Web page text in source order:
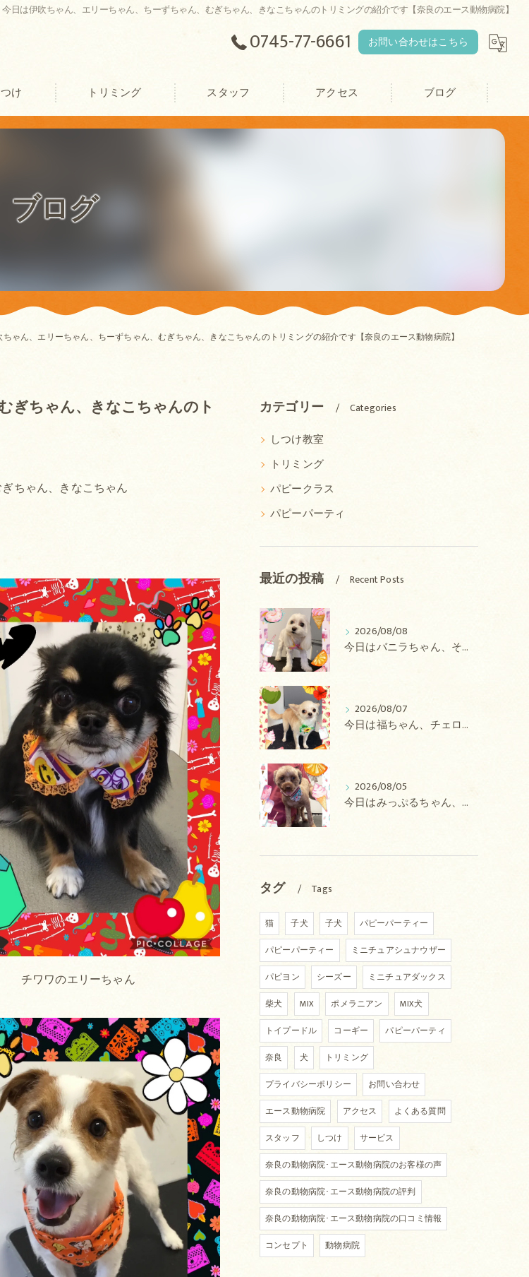
今日は伊吹ちゃん、エリーちゃん、ちーずちゃん、むぎちゃん、きなこちゃんのトリミングの紹介です【奈良のエース動物病院】
0745-77-6661 お問い合わせはこちら
け トリミング スタッフ アクセス ブログ
ブログ
ゃん、エリーちゃん、ちーずちゃん、むぎちゃん、きなこちゃんのトリミングの紹介です【奈良のエース動物病院】
ぎちゃん、きなこちゃんのト
ちゃん、きなこちゃん
チワワのエリーちゃん
カテゴリー Categories
しつけ教室
トリミング
パピークラス
パピーパーティ
最近の投稿 Recent Posts
2026/08/08
今日はバニラちゃん、そるてちゃん、ラテちゃん、バニラちゃん、チョコちゃん、ベリーちゃん、メロンちゃん、もこちゃんのトリミングの紹介です【奈良のエース動物病院】
2026/08/07
今日は福ちゃん、チェロちゃん、ルナちゃん、Royちゃん、アネラちゃん、ポコちゃんのトリミングの紹介です【奈良のエース動物病院】
2026/08/05
今日はみっぷるちゃん、アトムちゃん、こたろうちゃん、ルルちゃん、アンジュちゃん、がぶちゃんのトリミングの紹介です【奈良のエース動物病院】
タグ Tags
猫 子犬 子犬
パピーパーティー
パピーパーティー
ミニチュアシュナウザー
パピヨン
シーズー
ミニチュアダックス
柴犬
MIX ポメラニアン
MIX犬
トイプードル
コーギー
パピーパーティ
奈良
犬
トリミング
プライバシーポリシー
お問い合わせ
エース動物病院
アクセス
よくある質問
スタッフ
しつけ
サービス
奈良の動物病院･エース動物病院のお客様の声
奈良の動物病院･エース動物病院の評判
奈良の動物病院･エース動物病院の口コミ情報
コンセプト
動物病院